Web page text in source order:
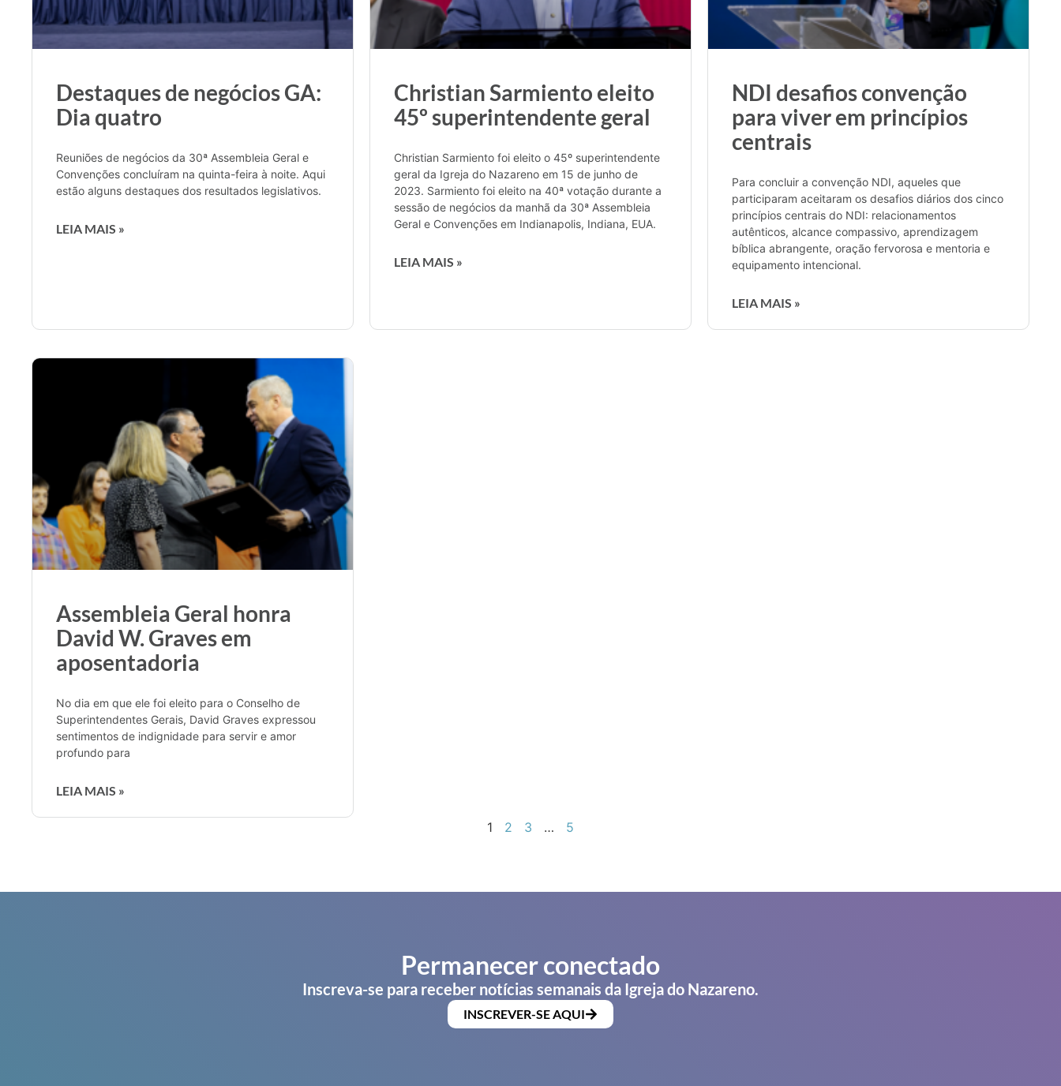
Destaques de negócios GA:
Dia quatro
Reuniões de negócios da 30ª Assembleia Geral e
Convenções concluíram na quinta-feira à noite. Aqui
estão alguns destaques dos resultados legislativos.
LEIA MAIS »
Christian Sarmiento eleito
45º superintendente geral
Christian Sarmiento foi eleito o 45º superintendente
geral da Igreja do Nazareno em 15 de junho de
2023. Sarmiento foi eleito na 40ª votação durante a
sessão de negócios da manhã da 30ª Assembleia
Geral e Convenções em Indianapolis, Indiana, EUA.
LEIA MAIS »
NDI desafios convenção
para viver em princípios
centrais
Para concluir a convenção NDI, aqueles que
participaram aceitaram os desafios diários dos cinco
princípios centrais do NDI: relacionamentos
autênticos, alcance compassivo, aprendizagem
bíblica abrangente, oração fervorosa e mentoria e
equipamento intencional.
LEIA MAIS »
Assembleia Geral honra
David W. Graves em
aposentadoria
No dia em que ele foi eleito para o Conselho de
Superintendentes Gerais, David Graves expressou
sentimentos de indignidade para servir e amor
profundo para
LEIA MAIS »
1 2 3 … 5
Permanecer conectado
Inscreva-se para receber notícias semanais da Igreja do Nazareno.
INSCREVER-SE AQUI